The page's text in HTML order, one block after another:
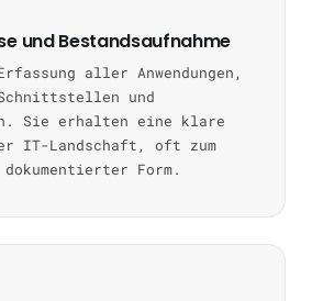
und Bestandsaufnahme
aller Anwendungen,
und
Sie erhalten eine klare
IT-Landschaft, oft zum
Form.